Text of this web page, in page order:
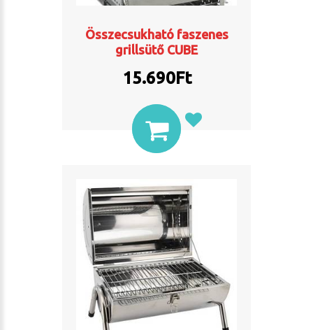
Összecsukható faszenes
grillsütő CUBE
15.690Ft